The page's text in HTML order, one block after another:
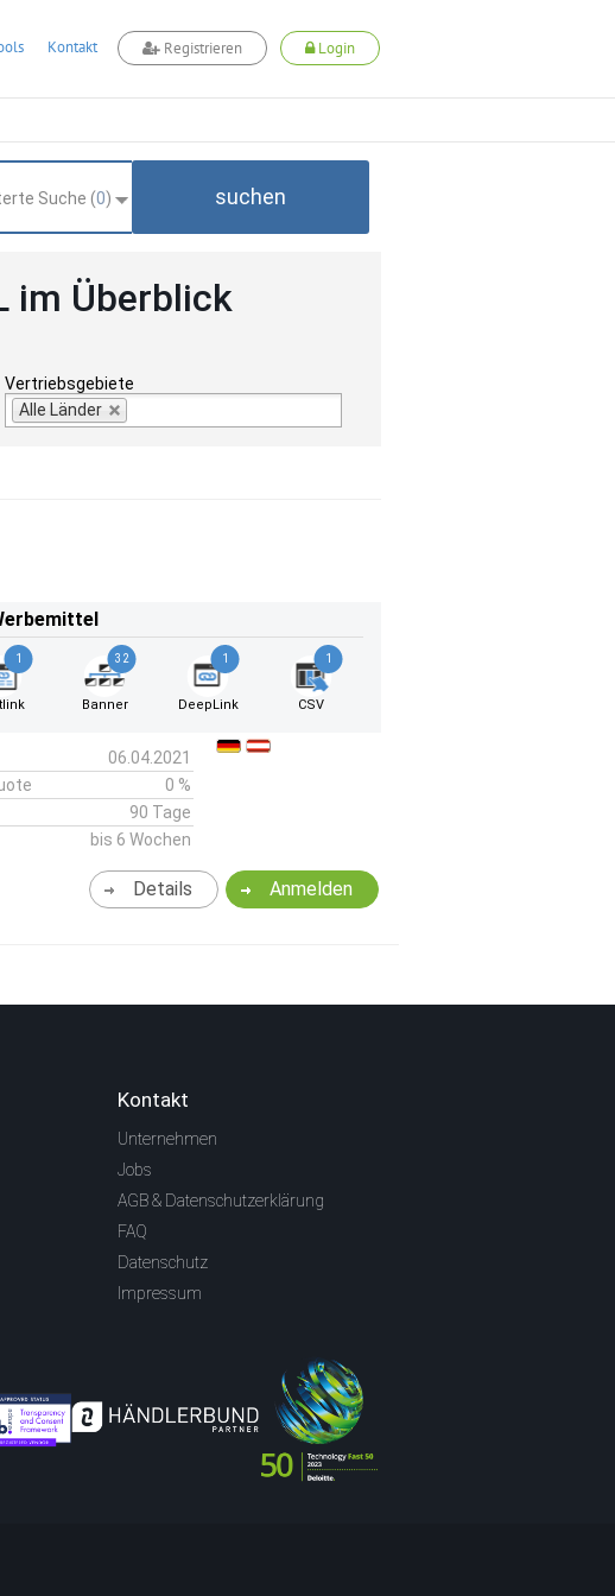
Kontakt Registrieren Login
Suche (0) suchen
im Überblick
Vertriebsgebiete
Alle Länder
1 32
Banner
1
DeepLink
1
CSV
06.04.2021
0 %
90 Tage
bis 6 Wochen
Anmelden
Details
Kontakt
Unternehmen
Jobs
AGB & Datenschutzerklärung
FAQ
Datenschutz
Impressum